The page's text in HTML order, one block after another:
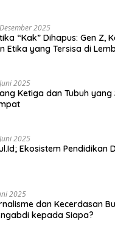
2025
“Kak” Dihapus: Gen Z,
Etika yang Tersisa di
2025
Ketiga dan Tubuh yang
2025
Ekosistem Pendidikan
2025
dan Kecerdasan
kepada Siapa?